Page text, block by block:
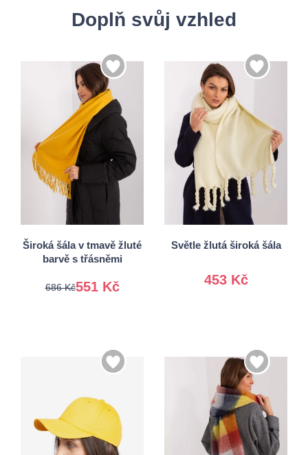
Doplň svůj vzhled
Široká šála v tmavě žluté
barvě s třásněmi
551 Kč
686 Kč
Univerzální
Světle žlutá široká šála
453 Kč
Univerzální